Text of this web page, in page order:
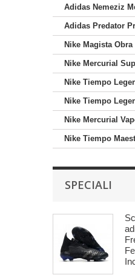
Adidas Nemeziz
Adidas Predator
Nike Magista Obra
Nike Mercurial
Nike Tiempo
Nike Tiempo
Nike Mercurial
Nike Tiempo
SPECIALI